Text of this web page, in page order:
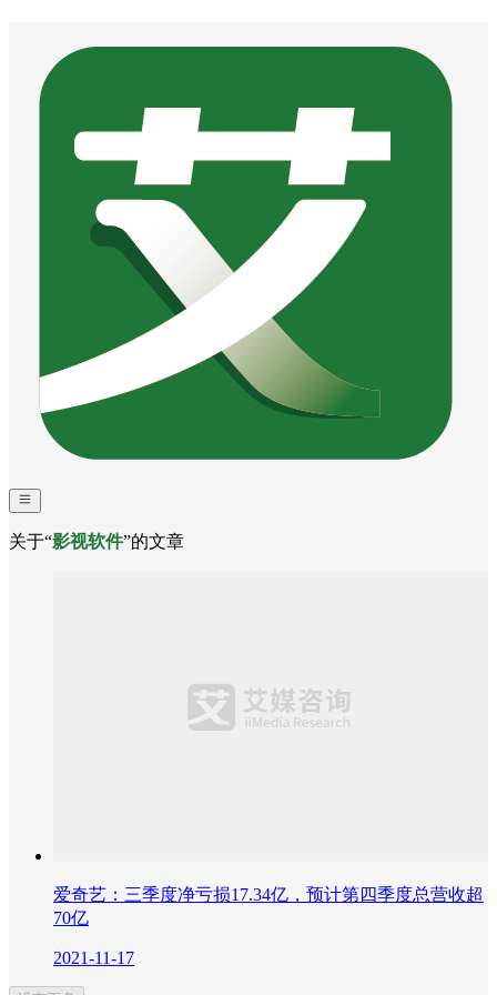
关于“影视软件”的文章
爱奇艺：三季度净亏损17.34亿，预计第四季度总营收超
70亿
2021-11-17